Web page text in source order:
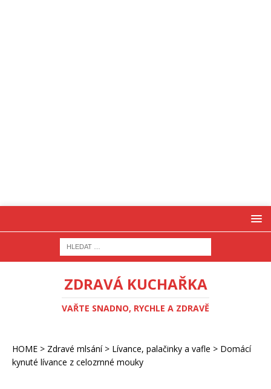
ZDRAVÁ KUCHAŘKA
VAŘTE SNADNO, RYCHLE A ZDRAVĚ
HOME > Zdravé mlsání> Lívance, palačinky a vafle > Domácí
kynuté lívance z celozrnné mouky